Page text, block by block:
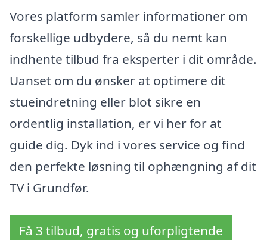
Vores platform samler informationer om
forskellige udbydere, så du nemt kan
indhente tilbud fra eksperter i dit område.
Uanset om du ønsker at optimere dit
stueindretning eller blot sikre en
ordentlig installation, er vi her for at
guide dig. Dyk ind i vores service og find
den perfekte løsning til ophængning af dit
TV i Grundfør.
Få 3 tilbud, gratis og uforpligtende